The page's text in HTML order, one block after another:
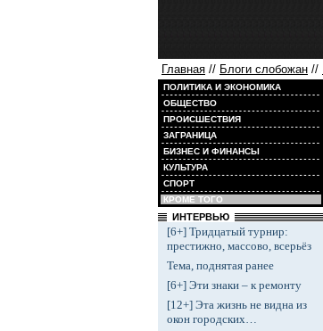
Главная // Блоги слобожан //
ПОЛИТИКА И ЭКОНОМИКА
ОБЩЕСТВО
ПРОИСШЕСТВИЯ
ЗАГРАНИЦА
БИЗНЕС И ФИНАНСЫ
КУЛЬТУРА
СПОРТ
КРОМЕ ТОГО
ИНТЕРВЬЮ
[6+] Тридцатый турнир:
престижно, массово, всерьёз
Тема, поднятая ранее
[6+] Эти знаки – к ремонту
[12+] Эта жизнь не видна из
окон городских…